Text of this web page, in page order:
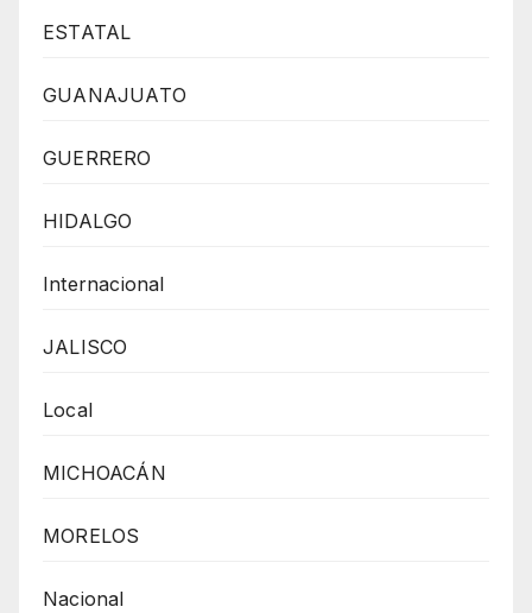
ESTATAL
GUANAJUATO
GUERRERO
HIDALGO
Internacional
JALISCO
Local
MICHOACÁN
MORELOS
Nacional